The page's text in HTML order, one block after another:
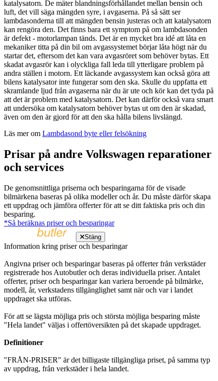
katalysatorn. De mäter blandningsförhållandet mellan bensin och
luft, det vill säga mängden syre, i avgaserna. På så sätt ser
lambdasonderna till att mängden bensin justeras och att katalysatorn
kan rengöra den. Det finns bara ett symptom på om lambdasonden
är defekt - motorlampan tänds. Det är en mycket bra idé att låta en
mekaniker titta på din bil om avgassystemet börjar låta högt när du
startar det, eftersom det kan vara avgasröret som behöver bytas. Ett
skadat avgasrör kan i olyckliga fall leda till ytterligare problem på
andra ställen i motorn. Ett läckande avgassystem kan också göra att
bilens katalysator inte fungerar som den ska. Skulle du uppfatta ett
skramlande ljud från avgaserna när du är ute och kör kan det tyda på
att det är problem med katalysatorn. Det kan därför också vara smart
att undersöka om katalysatorn behöver bytas ut om den är skadad,
även om den är gjord för att den ska hålla bilens livslängd.
Läs mer om Lambdasond byte eller felsökning
Prisar på andre Volkswagen reparationer
och services
De genomsnittliga priserna och besparingarna för de visade
bilmärkena baseras på olika modeller och år. Du måste därför skapa
ett uppdrag och jämföra offerter för att se ditt faktiska pris och din
besparing.
*Så beräknas priser och besparingar
Stäng
Information kring priser och besparingar
Angivna priser och besparingar baseras på offerter från verkstäder
registrerade hos Autobutler och deras individuella priser. Antalet
offerter, priser och besparingar kan variera beroende på bilmärke,
modell, år, verkstadens tillgänglighet samt när och var i landet
uppdraget ska utföras.
För att se lägsta möjliga pris och största möjliga besparing måste
"Hela landet" väljas i offertöversikten på det skapade uppdraget.
Definitioner
"FRÅN-PRISER" är det billigaste tillgängliga priset, på samma typ
av uppdrag, från verkstäder i hela landet.